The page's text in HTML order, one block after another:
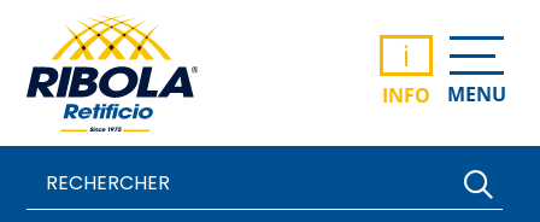
i
INFO MENU